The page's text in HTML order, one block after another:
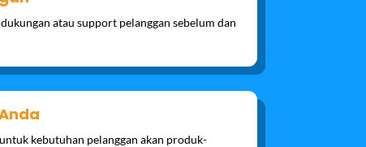
atau support pelanggan sebelum dan
kebutuhan pelanggan akan produk-